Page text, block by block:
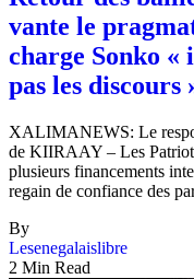
vante le
charge Sonko «
pas les discours
XALIMANEWS: Le
de KIIRAAY – Les
plusieurs financements
regain de confiance des
By
Lesenegalaislibre
2 Min Read